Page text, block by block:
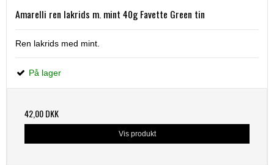
Amarelli ren lakrids m. mint 40g Favette Green tin
Ren lakrids med mint.
På lager
42,00 DKK
Vis produkt